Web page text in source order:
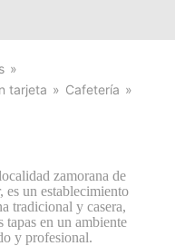
tarjeta
Cafetería
zamorana de
un establecimiento
tradicional y casera,
tapas en un ambiente
y profesional.